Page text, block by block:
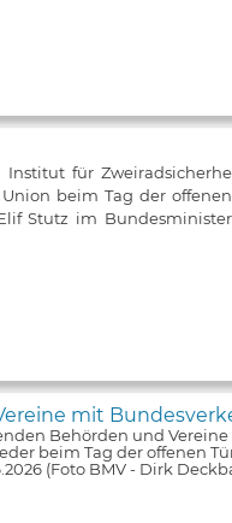
für
beim Tag der
Stutz im
mit
Behörden und
beim Tag der offenen
(Foto BMV - Dirk